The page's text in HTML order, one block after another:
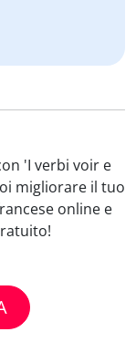
'I verbi voir e
migliorare il tuo
online e